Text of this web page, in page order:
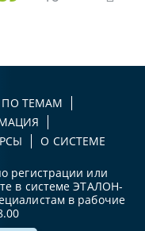
ТЕМАМ
О СИСТЕМЕ
регистрации или
в системе ЭТАЛОН-
в рабочие